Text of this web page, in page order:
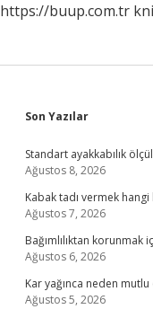
https://buup.com.tr
Sidebar
Son Yazılar
Standart ayakkabılık
Ağustos 8, 2026
Kabak tadı vermek hangi
Ağustos 7, 2026
Bağımlılıktan korunmak
Ağustos 6, 2026
Kar yağınca neden mutlu
Ağustos 5, 2026